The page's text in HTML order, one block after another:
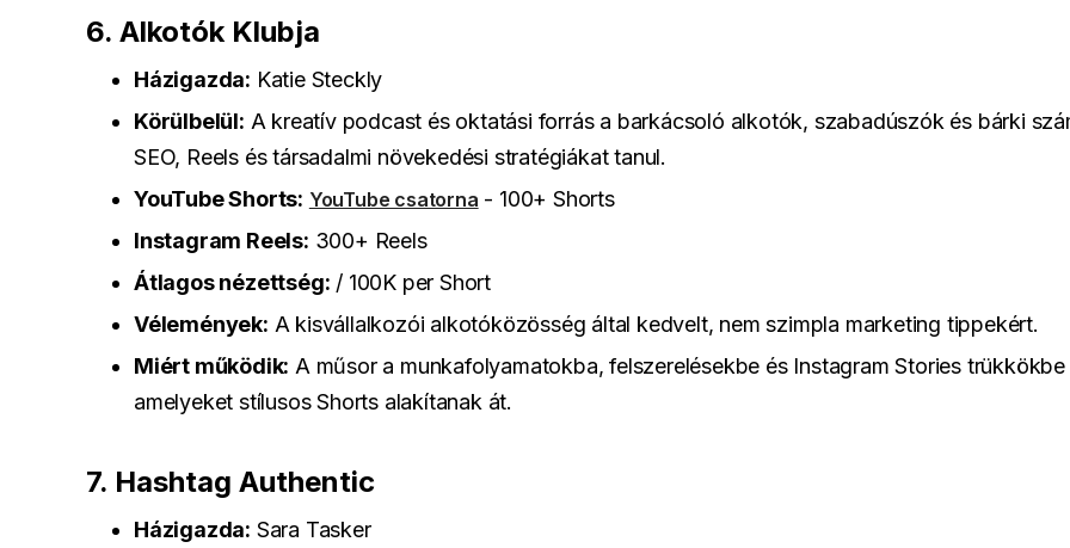
6. Alkotók Klubja
Házigazda: Katie Steckly
Körülbelül: A kreatív podcast és oktatási forrás a barkácsoló alkotók, szabadúszók és bárki
SEO, Reels és társadalmi növekedési stratégiákat tanul.
YouTube Shorts: YouTube csatorna - 100+ Shorts
Instagram Reels: 300+ Reels
Átlagos nézettség: / 100K per Short
Vélemények: A kisvállalkozói alkotóközösség által kedvelt, nem szimpla marketing tippekért.
Miért működik: A műsor a munkafolyamatokba, felszerelésekbe és Instagram Stories trükkökbe
amelyeket stílusos Shorts alakítanak át.
7. Hashtag Authentic
Házigazda: Sara Tasker